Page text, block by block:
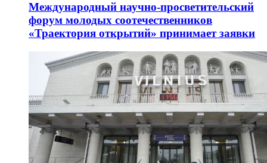
Международный научно-просветительский
форум молодых соотечественников
«Траектория открытий» принимает заявки